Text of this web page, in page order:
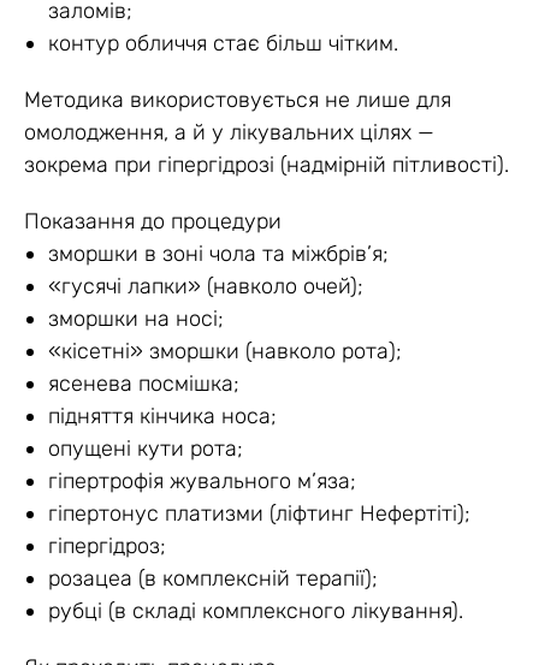
заломів;
контур обличчя стає більш чітким.
Методика використовується не лише для
омолодження, а й у лікувальних цілях —
зокрема при гіпергідрозі (надмірній пітливості).
Показання до процедури
зморшки в зоні чола та міжбрів’я;
«гусячі лапки» (навколо очей);
зморшки на носі;
«кісетні» зморшки (навколо рота);
ясенева посмішка;
підняття кінчика носа;
опущені кути рота;
гіпертрофія жувального м’яза;
гіпертонус платизми (ліфтинг Нефертіті);
гіпергідроз;
розацеа (в комплексній терапії);
рубці (в складі комплексного лікування).